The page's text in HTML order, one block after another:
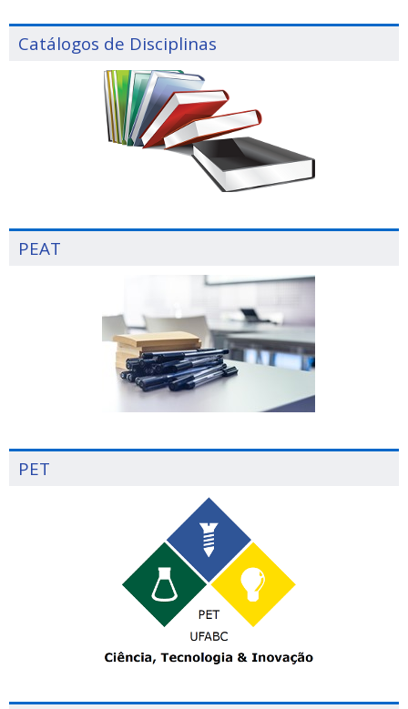
Catálogos de Disciplinas
PEAT
PET